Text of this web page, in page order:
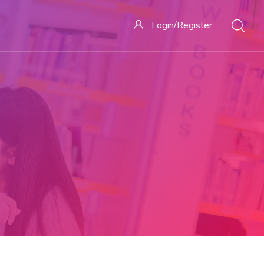
Login/Register